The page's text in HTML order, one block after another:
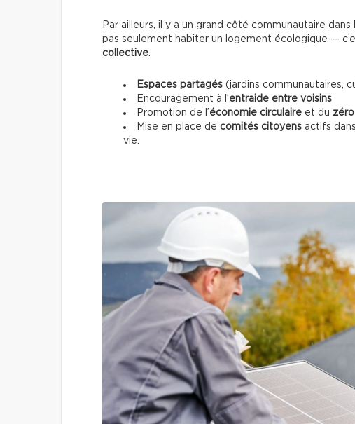
Par ailleurs, il y a un grand côté communautaire
pas seulement habiter un logement écologique —
collective.
Espaces partagés (jardins communautaires,
Encouragement à l’entraide entre voisins
Promotion de l’économie circulaire et du
Mise en place de comités citoyens actifs
vie.